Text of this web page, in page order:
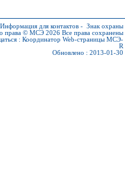
Информация для контактов - Знак охраны
права © МСЭ 2026 Все права сохранены
: Координатор Web-страницы МСЭ-
R
Обновлено : 2013-01-30